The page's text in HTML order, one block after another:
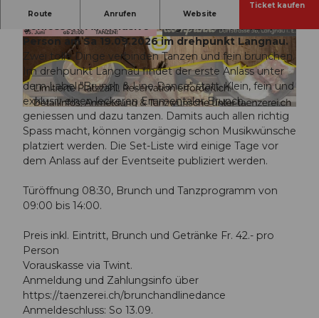
© Guidle.com
© Guidle.com © Guidle.com
Route Anrufen Website
Ticket kaufen
Line Dance und einen Emmentaler Brunch
geniessen. All inclusive - Angebot für Fr. 42.- /
Person am Sa 19.09.2026 im drehpunkt Langnau.
Zwei tolle Dinge verbinden Tanzen und fein brunchen.
Im drehpunkt Langnau findet der erste Anlass unter
dem Label "Brunch & Line Dance" statt. Klein, fein und
exklusiv einen leckeren Emmentaler Brunch
geniessen und dazu tanzen. Damits auch allen richtig
Spass macht, können vorgängig schon Musikwünsche
platziert werden. Die Set-Liste wird einige Tage vor
dem Anlass auf der Eventseite publiziert werden.
Türöffnung 08:30, Brunch und Tanzprogramm von
09:00 bis 14:00.
Preis inkl. Eintritt, Brunch und Getränke Fr. 42.- pro
Person
Vorauskasse via Twint.
Anmeldung und Zahlungsinfo über
https://taenzerei.ch/brunchandlinedance
Anmeldeschluss: So 13.09.